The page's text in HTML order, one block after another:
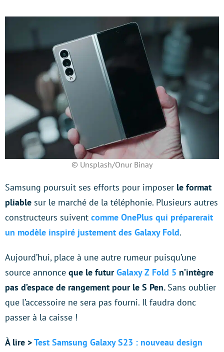
© Unsplash/Onur Binay
Samsung poursuit ses efforts pour imposer le format
pliable sur le marché de la téléphonie. Plusieurs autres
constructeurs suivent comme OnePlus qui préparerait
un modèle inspiré justement des Galaxy Fold.
Aujourd’hui, place à une autre rumeur puisqu’une
source annonce que le futurGalaxy Z Fold 5 n’intègre
pas d’espace de rangement pour le S Pen. Sans oublier
que l’accessoire ne sera pas fourni. Il faudra donc
passer à la caisse !
À lire >Test Samsung Galaxy S23 : nouveau design